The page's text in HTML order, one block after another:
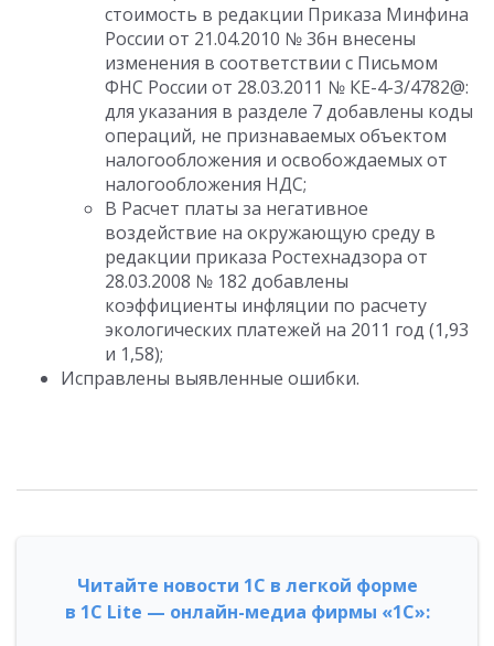
стоимость в редакции Приказа Минфина
России от 21.04.2010 № 36н внесены
изменения в соответствии с Письмом
ФНС России от 28.03.2011 № КЕ-4-3/4782@:
для указания в разделе 7 добавлены коды
операций, не признаваемых объектом
налогообложения и освобождаемых от
налогообложения НДС;
В Расчет платы за негативное
воздействие на окружающую среду в
редакции приказа Ростехнадзора от
28.03.2008 № 182 добавлены
коэффициенты инфляции по расчету
экологических платежей на 2011 год (1,93
и 1,58);
Исправлены выявленные ошибки.
Читайте новости 1С в легкой форме
в 1С Lite — онлайн-медиа фирмы «1С»: